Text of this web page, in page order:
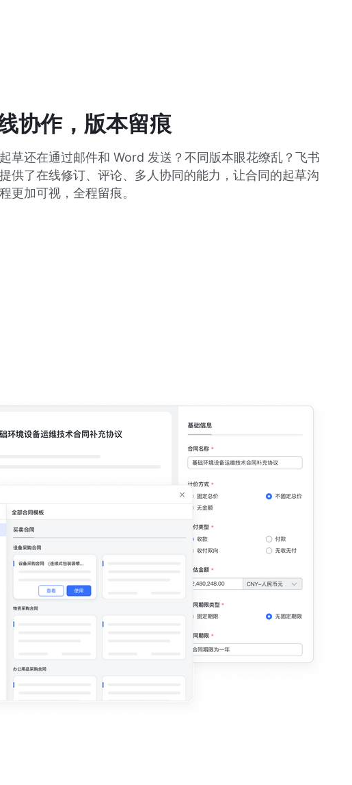
协作，版本留痕
草还在通过邮件和 Word 发送？不同版本眼花缭乱？飞书
供了在线修订、评论、多人协同的能力，让合同的起草沟
更加可视，全程留痕。